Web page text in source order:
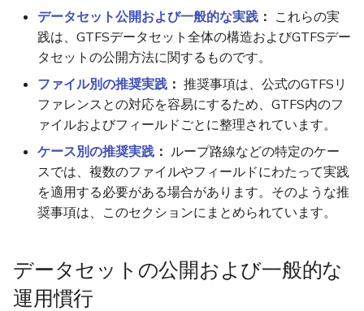
calendar.txt
calendar_dates.txt
fare_attributes.txt
fare_rules.txt
shapes.txt
frequencies.txt
ケース別の実践推奨事項
ルート形状(shape)
テキスト読み上げ
乗り換え
データセット公開および一般的な実践 ： これらの実
践は、GTFSデータセット全体の構造およびGTFSデー
タセットの公開方法に関するものです。
ファイル別の推奨実践 ： 推奨事項は、公式のGTFSリ
ファレンスとの対応を容易にするため、GTFS内のフ
ァイルおよびフィールドごとに整理されています。
ケース別の推奨実践 ： ループ路線などの特定のケー
スでは、複数のファイルやフィールドにわたって実践
を適用する必要がある場合があります。そのような推
奨事項は、このセクションにまとめられています。
データセットの公開および一般的な
運用慣行